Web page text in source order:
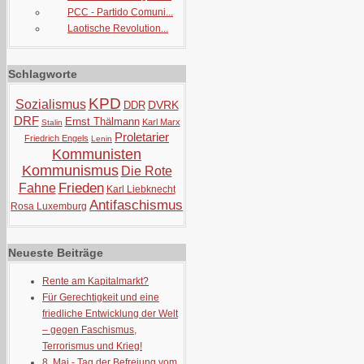
PCC - Partido Comuni...
Laotische Revolution...
Schlagworte
Sozialismus KPD DDR DVRK
DRF Stalin Ernst Thälmann Karl Marx
Friedrich Engels Lenin Proletarier
Kommunisten
Kommunismus Die Rote
Fahne Frieden Karl Liebknecht
Rosa Luxemburg Antifaschismus
Neueste Beiträge
Rente am Kapitalmarkt?
Für Gerechtigkeit und eine
friedliche Entwicklung der Welt
– gegen Faschismus,
Terrorismus und Krieg!